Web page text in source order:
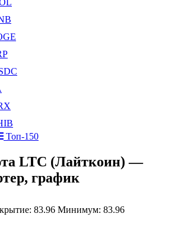
Топ-150
LTC (Лайткоин) —
график
83.96 Минимум: 83.96